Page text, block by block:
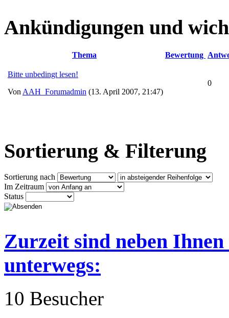
Ankündigungen und
Thema Bewertung
Bitte unbedingt lesen!
Von AAH_Forumadmin (13. April 2007, 21:47)
0
Sortierung & Filterung
Sortierung nach
Im Zeitraum
Status
Zurzeit sind neben
unterwegs:
10 Besucher